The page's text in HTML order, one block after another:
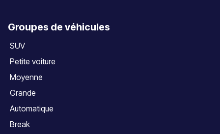
Groupes de véhicules
SUV
Petite voiture
Moyenne
Grande
Automatique
Break